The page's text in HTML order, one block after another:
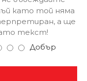
като той няма
а ще
текст!
Добър